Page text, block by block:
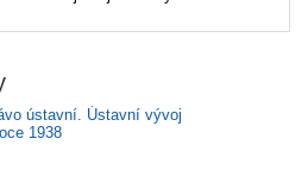
ústavní. Ústavní vývoj
1938